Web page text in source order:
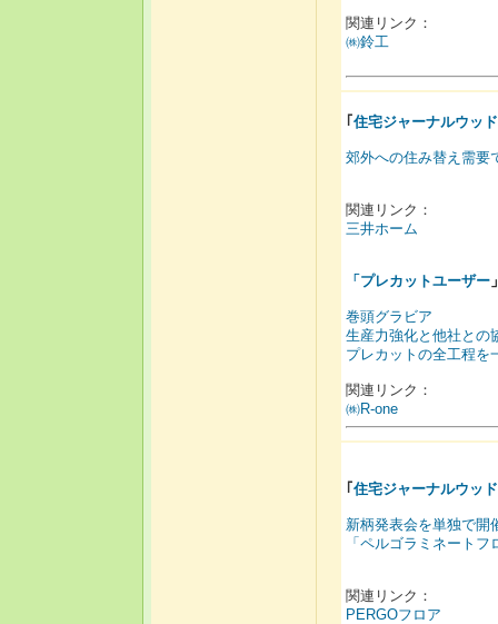
関連リンク：
㈱鈴工
｢ 住宅ジャーナルウッ
郊外への住み替え需要
関連リンク：
三井ホーム
「 プレカットユーザー
巻頭グラビア
生産力強化と他社との
プレカットの全工程を
関連リンク：
㈱R-one
｢ 住宅ジャーナルウッ
新柄発表会を単独で開
「ペルゴラミネートフ
関連リンク：
PERGOフロア